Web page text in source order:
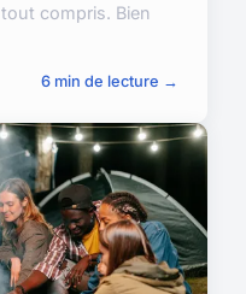
compris. Bien
6 min de lecture →